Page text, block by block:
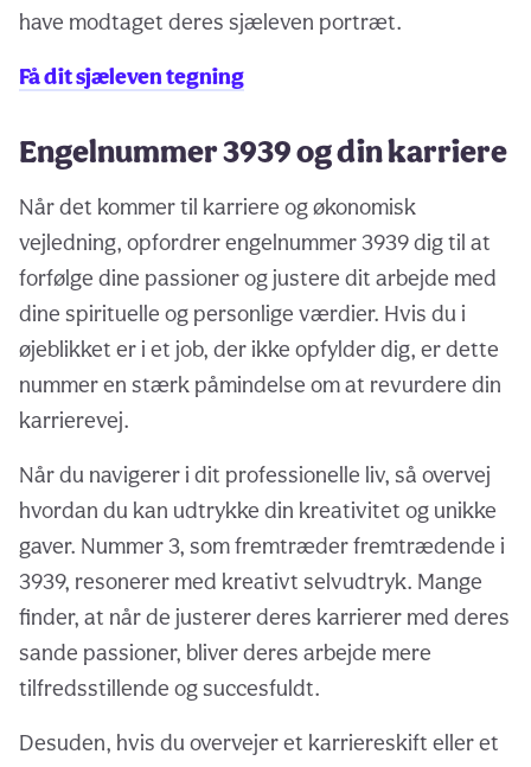
have modtaget deres sjæleven portræt.
Få dit sjæleven tegning
Engelnummer 3939 og din karriere
Når det kommer til karriere og økonomisk
vejledning, opfordrer engelnummer 3939 dig til at
forfølge dine passioner og justere dit arbejde med
dine spirituelle og personlige værdier. Hvis du i
øjeblikket er i et job, der ikke opfylder dig, er dette
nummer en stærk påmindelse om at revurdere din
karrierevej.
Når du navigerer i dit professionelle liv, så overvej
hvordan du kan udtrykke din kreativitet og unikke
gaver. Nummer 3, som fremtræder fremtrædende i
3939, resonerer med kreativt selvudtryk. Mange
finder, at når de justerer deres karrierer med deres
sande passioner, bliver deres arbejde mere
tilfredsstillende og succesfuldt.
Desuden, hvis du overvejer et karriereskift eller et